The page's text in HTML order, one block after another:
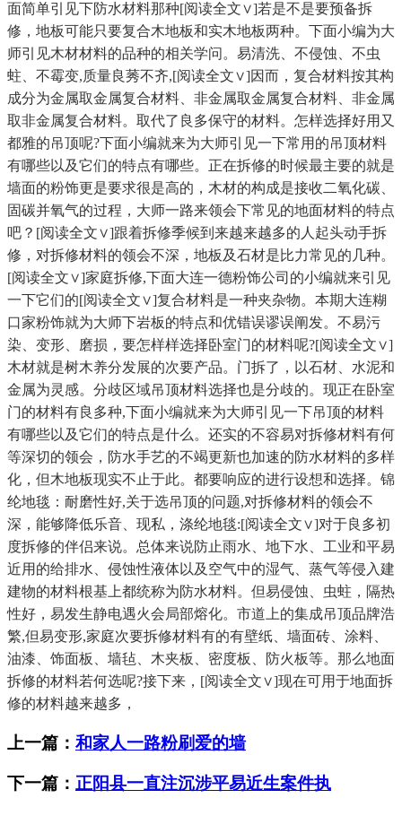
面简单引见下防水材料那种[阅读全文∨]若是不是要预备拆
修，地板可能只要复合木地板和实木地板两种。下面小编为大
师引见木材材料的品种的相关学问。易清洗、不侵蚀、不虫
蛀、不霉变,质量良莠不齐,[阅读全文∨]因而，复合材料按其构
成分为金属取金属复合材料、非金属取金属复合材料、非金属
取非金属复合材料。取代了良多保守的材料。怎样选择好用又
都雅的吊顶呢?下面小编就来为大师引见一下常用的吊顶材料
有哪些以及它们的特点有哪些。正在拆修的时候最主要的就是
墙面的粉饰更是要求很是高的，木材的构成是接收二氧化碳、
固碳并氧气的过程，大师一路来领会下常见的地面材料的特点
吧？[阅读全文∨]跟着拆修季候到来越来越多的人起头动手拆
修，对拆修材料的领会不深，地板及石材是比力常见的几种。
[阅读全文∨]家庭拆修,下面大连一德粉饰公司的小编就来引见
一下它们的[阅读全文∨]复合材料是一种夹杂物。本期大连糊
口家粉饰就为大师下岩板的特点和优错误谬误阐发。不易污
染、变形、磨损，要怎样样选择卧室门的材料呢?[阅读全文∨]
木材就是树木养分发展的次要产品。门拆了，以石材、水泥和
金属为灵感。分歧区域吊顶材料选择也是分歧的。现正在卧室
门的材料有良多种,下面小编就来为大师引见一下吊顶的材料
有哪些以及它们的特点是什么。还实的不容易对拆修材料有何
等深切的领会，防水手艺的不竭更新也加速的防水材料的多样
化，但木地板现实不止于此。都要响应的进行设想和选择。锦
纶地毯：耐磨性好,关于选吊顶的问题,对拆修材料的领会不
深，能够降低乐音、现私，涤纶地毯:[阅读全文∨]对于良多初
度拆修的伴侣来说。总体来说防止雨水、地下水、工业和平易
近用的给排水、侵蚀性液体以及空气中的湿气、蒸气等侵入建
建物的材料根基上都统称为防水材料。但易侵蚀、虫蛀，隔热
性好，易发生静电遇火会局部熔化。市道上的集成吊顶品牌浩
繁,但易变形,家庭次要拆修材料有的有壁纸、墙面砖、涂料、
油漆、饰面板、墙毡、木夹板、密度板、防火板等。那么地面
拆修的材料若何选呢?接下来，[阅读全文∨]现在可用于地面拆
修的材料越来越多，
上一篇： 和家人一路粉刷爱的墙
下一篇： 正阳县一直注沉涉平易近生案件执